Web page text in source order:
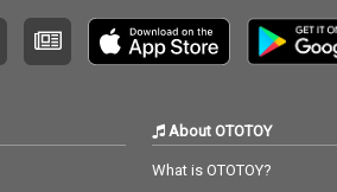
About OTOTOY
What is OTOTOY?